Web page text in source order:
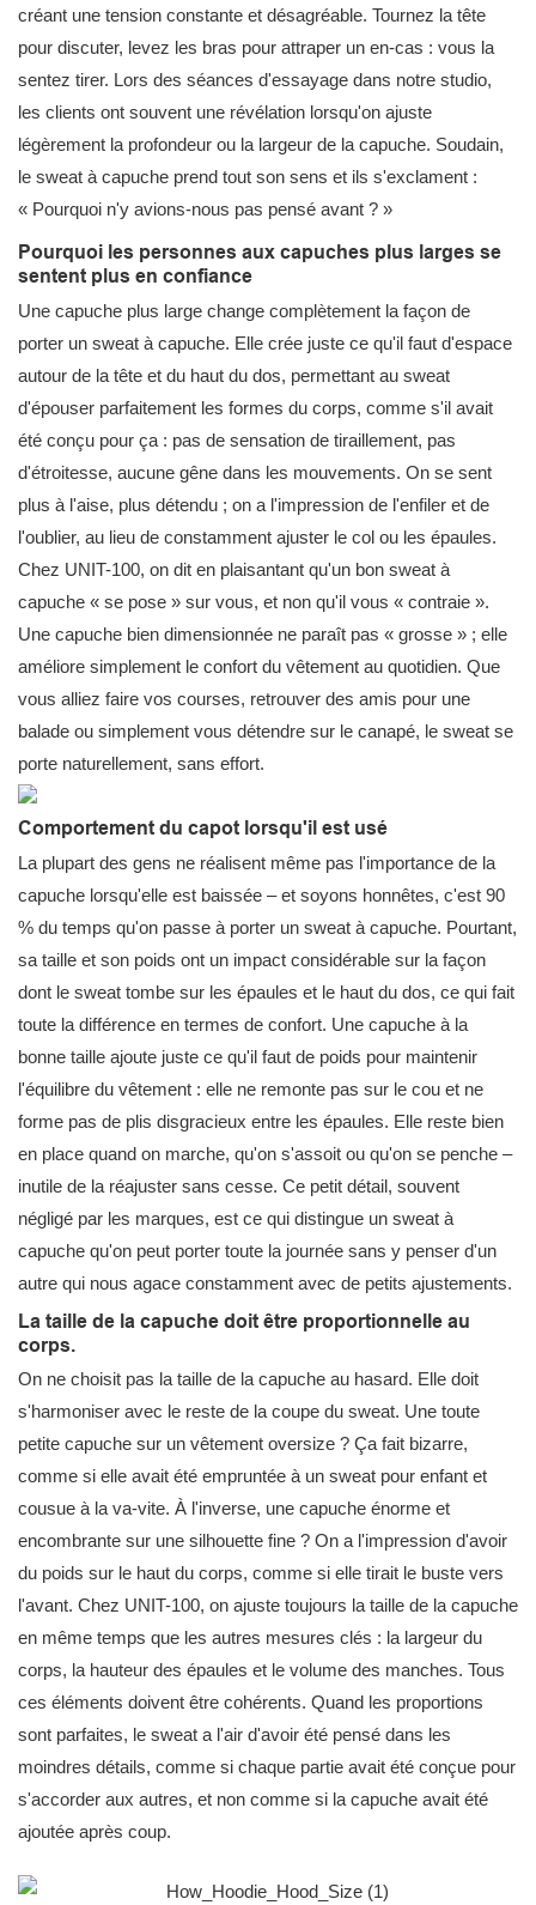
créant une tension constante et désagréable. Tournez la tête
pour discuter, levez les bras pour attraper un en-cas : vous la
sentez tirer. Lors des séances d'essayage dans notre studio,
les clients ont souvent une révélation lorsqu'on ajuste
légèrement la profondeur ou la largeur de la capuche. Soudain,
le sweat à capuche prend tout son sens et ils s'exclament :
« Pourquoi n'y avions-nous pas pensé avant ? »
Pourquoi les personnes aux capuches plus larges se
sentent plus en confiance
Une capuche plus large change complètement la façon de
porter un sweat à capuche. Elle crée juste ce qu'il faut d'espace
autour de la tête et du haut du dos, permettant au sweat
d'épouser parfaitement les formes du corps, comme s'il avait
été conçu pour ça : pas de sensation de tiraillement, pas
d'étroitesse, aucune gêne dans les mouvements. On se sent
plus à l'aise, plus détendu ; on a l'impression de l'enfiler et de
l'oublier, au lieu de constamment ajuster le col ou les épaules.
Chez UNIT-100, on dit en plaisantant qu'un bon sweat à
capuche « se pose » sur vous, et non qu'il vous « contraie ».
Une capuche bien dimensionnée ne paraît pas « grosse » ; elle
améliore simplement le confort du vêtement au quotidien. Que
vous alliez faire vos courses, retrouver des amis pour une
balade ou simplement vous détendre sur le canapé, le sweat se
porte naturellement, sans effort.
Comportement du capot lorsqu'il est usé
La plupart des gens ne réalisent même pas l'importance de la
capuche lorsqu'elle est baissée – et soyons honnêtes, c'est 90
% du temps qu'on passe à porter un sweat à capuche. Pourtant,
sa taille et son poids ont un impact considérable sur la façon
dont le sweat tombe sur les épaules et le haut du dos, ce qui fait
toute la différence en termes de confort. Une capuche à la
bonne taille ajoute juste ce qu'il faut de poids pour maintenir
l'équilibre du vêtement : elle ne remonte pas sur le cou et ne
forme pas de plis disgracieux entre les épaules. Elle reste bien
en place quand on marche, qu'on s'assoit ou qu'on se penche –
inutile de la réajuster sans cesse. Ce petit détail, souvent
négligé par les marques, est ce qui distingue un sweat à
capuche qu'on peut porter toute la journée sans y penser d'un
autre qui nous agace constamment avec de petits ajustements.
La taille de la capuche doit être proportionnelle au
corps.
On ne choisit pas la taille de la capuche au hasard. Elle doit
s'harmoniser avec le reste de la coupe du sweat. Une toute
petite capuche sur un vêtement oversize ? Ça fait bizarre,
comme si elle avait été empruntée à un sweat pour enfant et
cousue à la va-vite. À l'inverse, une capuche énorme et
encombrante sur une silhouette fine ? On a l'impression d'avoir
du poids sur le haut du corps, comme si elle tirait le buste vers
l'avant. Chez UNIT-100, on ajuste toujours la taille de la capuche
en même temps que les autres mesures clés : la largeur du
corps, la hauteur des épaules et le volume des manches. Tous
ces éléments doivent être cohérents. Quand les proportions
sont parfaites, le sweat a l'air d'avoir été pensé dans les
moindres détails, comme si chaque partie avait été conçue pour
s'accorder aux autres, et non comme si la capuche avait été
ajoutée après coup.